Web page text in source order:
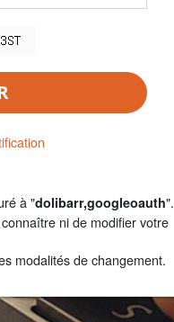
à "dolibarr,googleoauth".
ni de modifier votre
modalités de changement.